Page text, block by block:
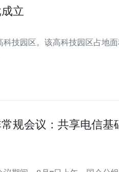
立
技园区。该高科技园区占地面
规会议：共享电信基